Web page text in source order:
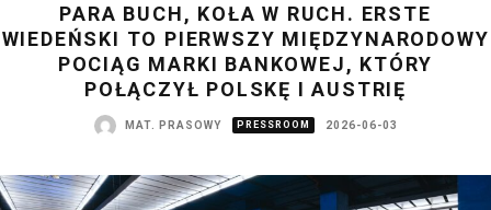
PARA BUCH, KOŁA W RUCH. ERSTE
WIEDEŃSKI TO PIERWSZY MIĘDZYNARODOWY
POCIĄG MARKI BANKOWEJ, KTÓRY
POŁĄCZYŁ POLSKĘ I AUSTRIĘ
MAT. PRASOWY PRESSROOM 2026-06-03